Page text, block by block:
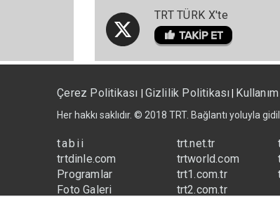
TRT TÜRK X'te
Çerez Politikası Gizlilik Politikası
Her hakkı saklıdır. © 2018 TRT. Bağlantı yoluyla
tabii
trtdinle.com
Programlar
Foto Galeri
trt.net.tr
trtworld.com
trt1.com.tr
trt2.com.tr